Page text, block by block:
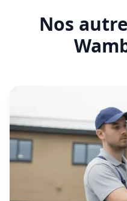
Entretien
métalliques.
Motorisation